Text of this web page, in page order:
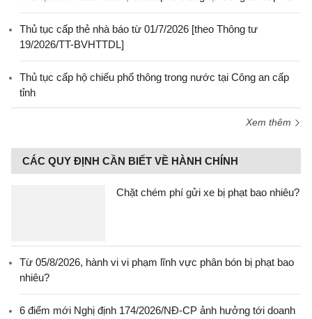
Thủ tục cấp thẻ nhà báo từ 01/7/2026 [theo Thông tư
19/2026/TT-BVHTTDL]
Thủ tục cấp hộ chiếu phổ thông trong nước tại Công an cấp
tỉnh
Xem thêm
CÁC QUY ĐỊNH CẦN BIẾT VỀ HÀNH CHÍNH
Chặt chém phí gửi xe bị phạt bao nhiêu?
Từ 05/8/2026, hành vi vi phạm lĩnh vực phân bón bị phạt bao
nhiêu?
6 điểm mới Nghị định 174/2026/NĐ-CP ảnh hưởng tới doanh